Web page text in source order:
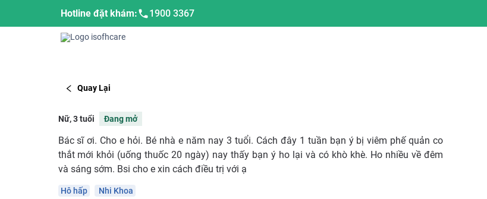
Hotline đặt khám: 1900 3367
Quay Lại
Nữ, 3 tuổi Đang mở
Bác sĩ ơi. Cho e hỏi. Bé nhà e năm nay 3 tuổi. Cách đây 1 tuần bạn ý bị viêm phế quản co
thắt mới khỏi (uống thuốc 20 ngày) nay thấy bạn ý ho lại và có khò khè. Ho nhiều về đêm
và sáng sớm. Bsi cho e xin cách điều trị với ạ
Hô hấp
Nhi Khoa